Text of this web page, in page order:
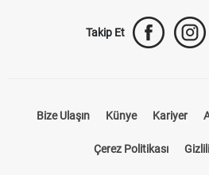
Takip Et
Bize Ulaşın Künye Kariyer
Çerez Politikası